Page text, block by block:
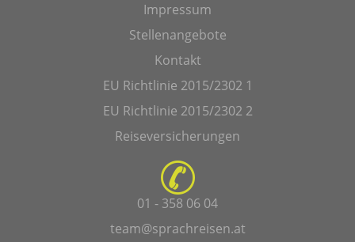
Impressum
Stellenangebote
Kontakt
EU Richtlinie 2015/2302 1
EU Richtlinie 2015/2302 2
Reiseversicherungen
01 - 358 06 04
team@sprachreisen.at